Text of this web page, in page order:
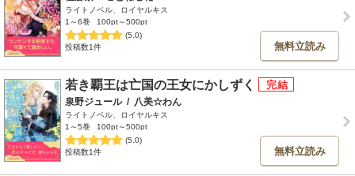
ライトノベル、ロイヤルキス
1～6巻
100pt～500pt
(5.0)
投稿数1件
無料立読み
若き覇王は亡国の王女にかしずく
泉野ジュール / 八美☆わん
ライトノベル、ロイヤルキス
1～5巻
100pt～500pt
(5.0)
投稿数1件
無料立読み